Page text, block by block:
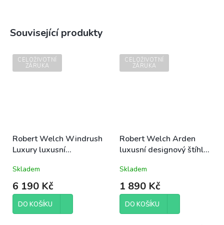
Související produkty
CELOŽIVOTNÍ
ZÁRUKA
Robert Welch Windrush
Luxury luxusní
nerezový svícen na 2
svíčky 16cm
Skladem
6 190 Kč
DO KOŠÍKU
CELOŽIVOTNÍ
ZÁRUKA
Robert Welch Arden
luxusní designový štíhlý
malý (S)
Skladem
1 890 Kč
DO KOŠÍKU